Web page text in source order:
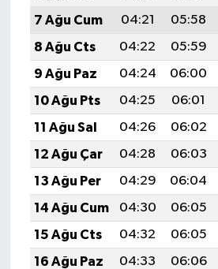
7 Ağu Cum
04:21 05:58
8 Ağu Cts
04:22 05:59
9 Ağu Paz
04:24 06:00
10 Ağu Pts
04:25 06:01
11 Ağu Sal
04:26 06:02
12 Ağu Çar
04:28 06:03
13 Ağu Per
04:29 06:04
14 Ağu Cum
04:30 06:05
15 Ağu Cts
04:32 06:05
16 Ağu Paz
04:33 06:06